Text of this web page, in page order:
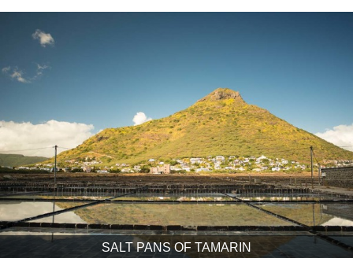
SALT PANS OF TAMARIN